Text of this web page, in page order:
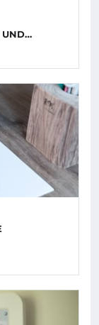
UND…